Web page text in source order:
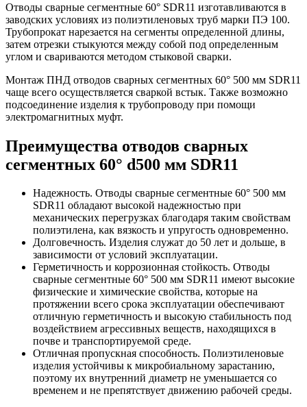
Отводы сварные сегментные 60° SDR11 изготавливаются в
заводских условиях из полиэтиленовых труб марки ПЭ 100.
Трубопрокат нарезается на сегменты определенной длины,
затем отрезки стыкуются между собой под определенным
углом и свариваются методом стыковой сварки.
Монтаж ПНД отводов сварных сегментных 60° 500 мм SDR11
чаще всего осуществляется сваркой встык. Также возможно
подсоединение изделия к трубопроводу при помощи
электромагнитных муфт.
Преимущества отводов сварных
сегментных 60° d500 мм SDR11
Надежность. Отводы сварные сегментные 60° 500 мм
SDR11 обладают высокой надежностью при
механических перегрузках благодаря таким свойствам
полиэтилена, как вязкость и упругость одновременно.
Долговечность. Изделия служат до 50 лет и дольше, в
зависимости от условий эксплуатации.
Герметичность и коррозионная стойкость. Отводы
сварные сегментные 60° 500 мм SDR11 имеют высокие
физические и химические свойства, которые на
протяжении всего срока эксплуатации обеспечивают
отличную герметичность и высокую стабильность под
воздействием агрессивных веществ, находящихся в
почве и транспортируемой среде.
Отличная пропускная способность. Полиэтиленовые
изделия устойчивы к микробиальному зарастанию,
поэтому их внутренний диаметр не уменьшается со
временем и не препятствует движению рабочей среды.